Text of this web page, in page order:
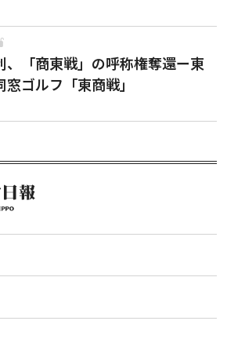
、「商東戦」の呼称権奪還ー東
ゴルフ「東商戦」